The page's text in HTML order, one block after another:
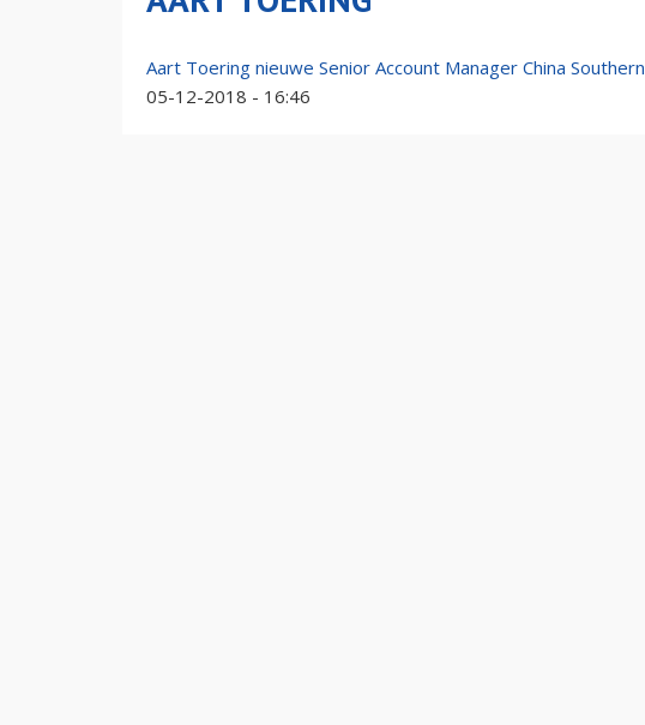
Aart Toering nieuwe Senior Account Manager China Southern
05-12-2018 - 16:46